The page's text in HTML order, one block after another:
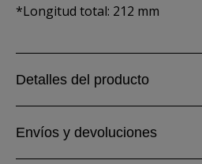
*Longitud total: 212 mm
Detalles del producto
Envíos y devoluciones